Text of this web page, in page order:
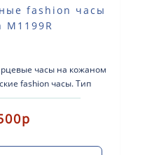
fashion часы
M1199R
часы на кожаном
fashion часы. Тип
Корпус: латунь ..